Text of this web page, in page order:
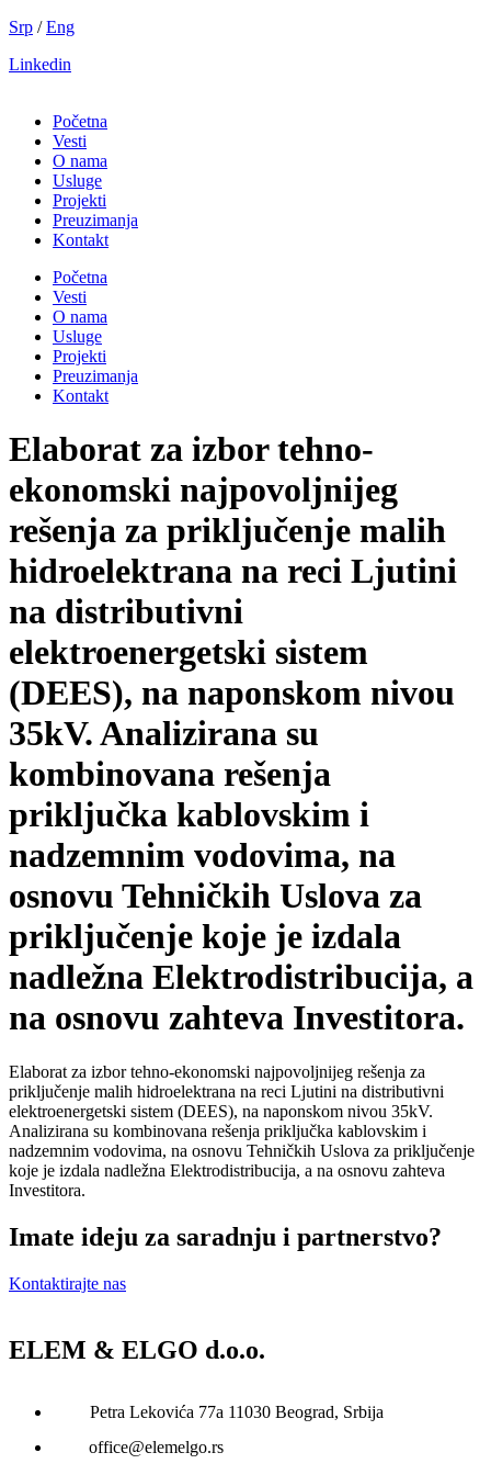
Скочите
садржај
Srp /Eng
Linkedin
Početna
Vesti
O nama
Usluge
Projekti
Preuzimanja
Kontakt
Početna
Vesti
O nama
Usluge
Projekti
Preuzimanja
Kontakt
Elaborat za izbor tehno-
ekonomski najpovoljnijeg
rešenja za priključenje malih
hidroelektrana na reci Ljutini
na distributivni
elektroenergetski sistem
(DEES), na naponskom nivou
35kV. Analizirana su
kombinovana rešenja
priključka kablovskim i
nadzemnim vodovima, na
osnovu Tehničkih Uslova za
priključenje koje je izdala
nadležna Elektrodistribucija, a
na osnovu zahteva Investitora.
Elaborat za izbor tehno-ekonomski najpovoljnijeg rešenja za
priključenje malih hidroelektrana na reci Ljutini na distributivni
elektroenergetski sistem (DEES), na naponskom nivou 35kV.
Analizirana su kombinovana rešenja priključka kablovskim i
nadzemnim vodovima, na osnovu Tehničkih Uslova za priključenje
koje je izdala nadležna Elektrodistribucija, a na osnovu zahteva
Investitora.
Imate ideju za saradnju i partnerstvo?
Kontaktirajte nas
ELEM & ELGO d.o.o.
Petra Lekovića 77а 11030 Beograd, Srbija
office@elemelgo.rs